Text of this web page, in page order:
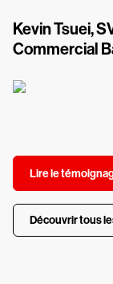
Kevin Tsuei,
Commercial
Lire le
Découvrir tous